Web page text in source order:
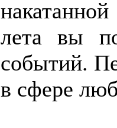
лета вы
событий.
в сфере